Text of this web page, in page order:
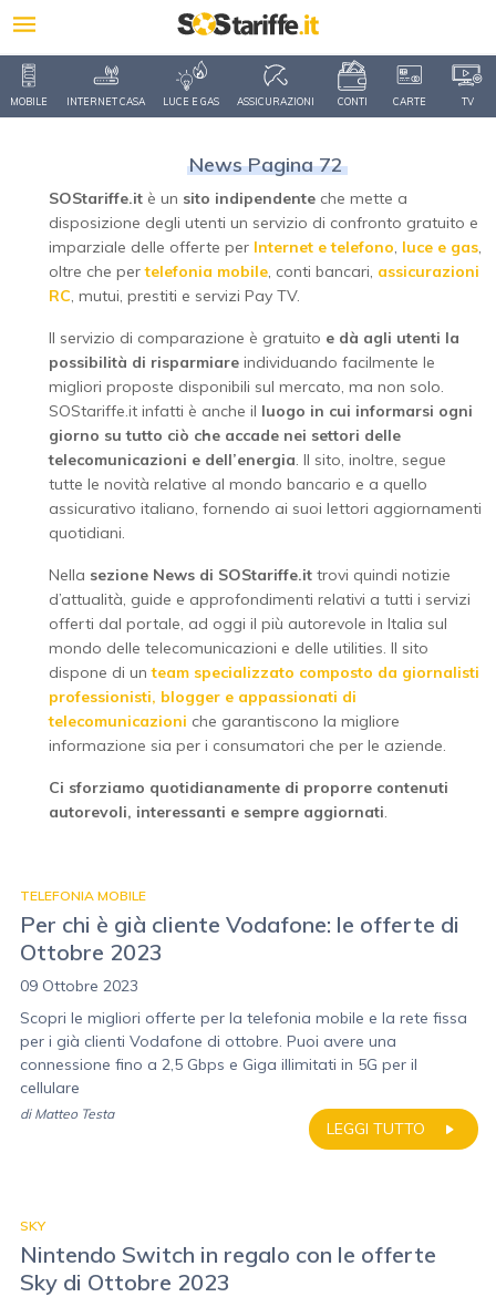
MOBILE INTERNET CASA LUCE E GAS ASSICURAZIONI CONTI CARTE TV
News Pagina 72
SOStariffe.it è un sito indipendente che mette a
disposizione degli utenti un servizio di confronto gratuito e
imparziale delle offerte per Internet e telefono, luce e gas,
oltre che pertelefonia mobile, conti bancari, assicurazioni
RC, mutui, prestiti e servizi Pay TV.
Il servizio di comparazione è gratuito e dà agli utenti la
possibilità di risparmiare individuando facilmente le
migliori proposte disponibili sul mercato, ma non solo.
SOStariffe.it infatti è anche il luogo in cui informarsi ogni
giorno su tutto ciò che accade nei settori delle
telecomunicazioni e dell’energia. Il sito, inoltre, segue
tutte le novità relative al mondo bancario e a quello
assicurativo italiano, fornendo ai suoi lettori aggiornamenti
quotidiani.
Nella sezione News di SOStariffe.it trovi quindi notizie
d’attualità, guide e approfondimenti relativi a tutti i servizi
offerti dal portale, ad oggi il più autorevole in Italia sul
mondo delle telecomunicazioni e delle utilities. Il sito
dispone di unteam specializzato composto da giornalisti
professionisti, blogger e appassionati di
telecomunicazioni che garantiscono la migliore
informazione sia per i consumatori che per le aziende.
Ci sforziamo quotidianamente di proporre contenuti
autorevoli, interessanti e sempre aggiornati.
TELEFONIA MOBILE
Per chi è già cliente Vodafone: le offerte di
Ottobre 2023
09 Ottobre 2023
Scopri le migliori offerte per la telefonia mobile e la rete fissa
per i già clienti Vodafone di ottobre. Puoi avere una
connessione fino a 2,5 Gbps e Giga illimitati in 5G per il
cellulare
LEGGI TUTTO
di Matteo Testa
SKY
Nintendo Switch in regalo con le offerte
Sky di Ottobre 2023